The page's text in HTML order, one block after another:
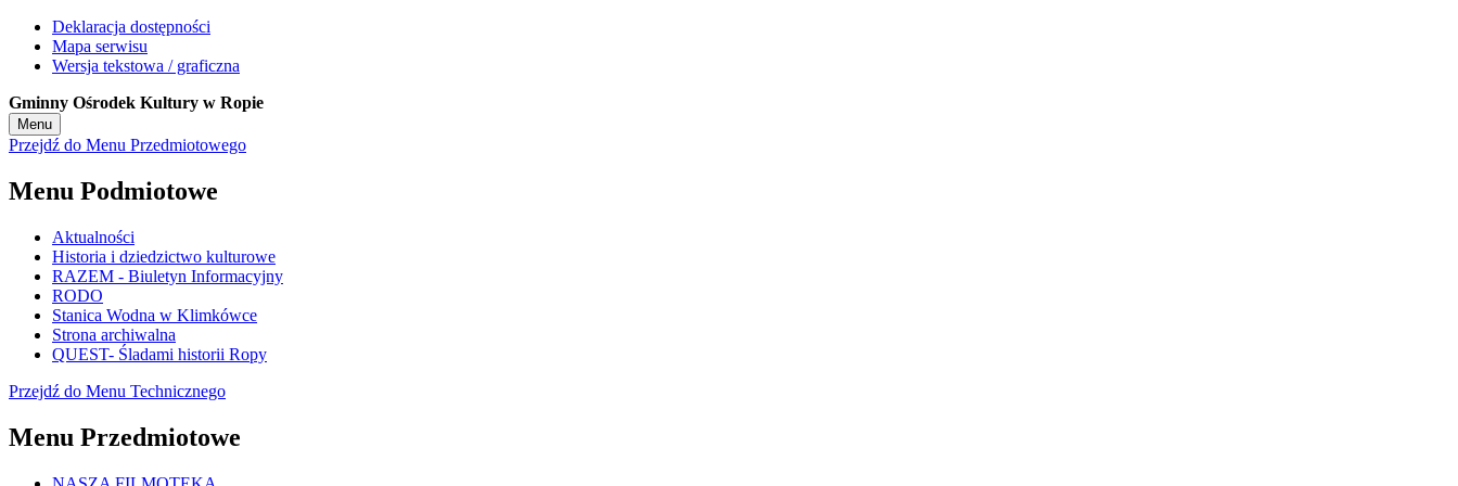
Deklaracja dostępności
Mapa serwisu
Wersja tekstowa / graficzna
Gminny Ośrodek Kultury w Ropie
Menu
Przejdź do Menu Przedmiotowego
Menu Podmiotowe
Aktualności
Historia i dziedzictwo kulturowe
RAZEM - Biuletyn Informacyjny
RODO
Stanica Wodna w Klimkówce
Strona archiwalna
QUEST- Śladami historii Ropy
Przejdź do Menu Technicznego
Menu Przedmiotowe